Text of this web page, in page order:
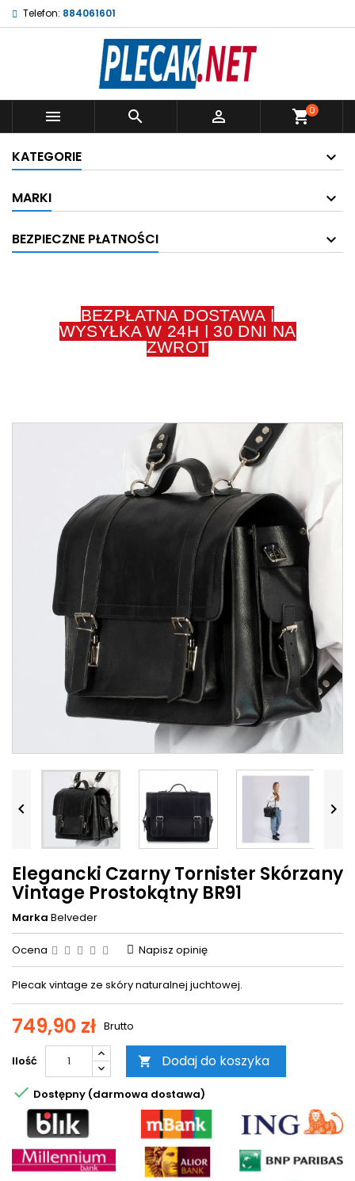
Telefon: 884061601
   shopping_cart0
KATEGORIE
MARKI
BEZPIECZNE PŁATNOŚCI
BEZPŁATNA DOSTAWA |
WYSYŁKA W 24H | 30 DNI NA
ZWROT
 
Elegancki Czarny Tornister Skórzany
Vintage Prostokątny BR91
Marka Belveder
Ocena Napisz opinię
Plecak vintage ze skóry naturalnej juchtowej.
749,90 zł Brutto
Ilość  Dodaj do koszyka
 Dostępny (darmowa dostawa)